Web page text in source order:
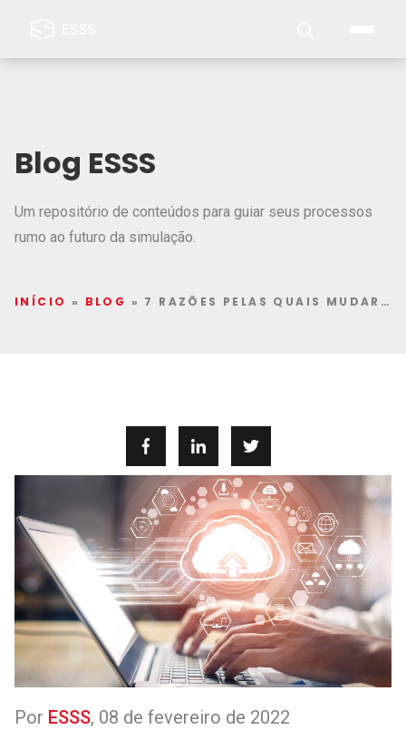
Blog ESSS
Um repositório de conteúdos para guiar seus processos
rumo ao futuro da simulação.
INÍCIO » BLOG » 7 RAZÕES PELAS QUAIS MUDAR PARA A NUVEM É IMPORTANTE PARA SEU NEGÓCIO
Por ESSS, 08 de fevereiro de 2022